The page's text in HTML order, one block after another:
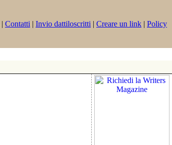
| Contatti | Invio dattiloscritti | Creare un link | Policy